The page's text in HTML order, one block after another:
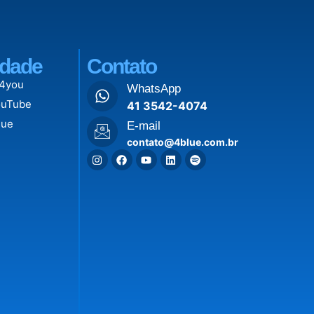
Contato
WhatsApp
41 3542-4074
E-mail
contato@4blue.com.br